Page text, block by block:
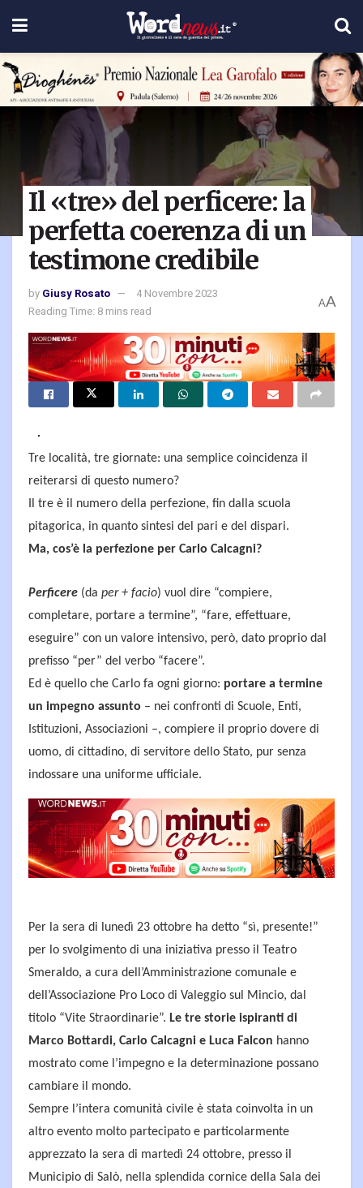
Il «tre» del perficere: la
perfetta coerenza di un
testimone credibile
by Giusy Rosato
4 Novembre 2023
Reading Time: 8 mins read
AA
Tre località, tre giornate: una semplice coincidenza il
reiterarsi di questo numero?
Il tre è il numero della perfezione, fin dalla scuola
pitagorica, in quanto sintesi del pari e del dispari.
Ma, cos’è la perfezione per Carlo Calcagni?
Perficere (da per + facio) vuol dire “compiere,
completare, portare a termine”, “fare, effettuare,
eseguire” con un valore intensivo, però, dato proprio dal
prefisso “per” del verbo “facere”.
Ed è quello che Carlo fa ogni giorno: portare a termine
un impegno assunto – nei confronti di Scuole, Enti,
Istituzioni, Associazioni –, compiere il proprio dovere di
uomo, di cittadino, di servitore dello Stato, pur senza
indossare una uniforme ufficiale.
Per la sera di lunedì 23 ottobre ha detto “sì, presente!”
per lo svolgimento di una iniziativa presso il Teatro
Smeraldo, a cura dell’Amministrazione comunale e
dell’Associazione Pro Loco di Valeggio sul Mincio, dal
titolo “Vite Straordinarie”. Le tre storie ispiranti di
Marco Bottardi, Carlo Calcagni e Luca Falcon hanno
mostrato come l’impegno e la determinazione possano
cambiare il mondo.
Sempre l’intera comunità civile è stata coinvolta in un
altro evento molto partecipato e particolarmente
apprezzato la sera di martedì 24 ottobre, presso il
Municipio di Salò, nella splendida cornice della Sala dei